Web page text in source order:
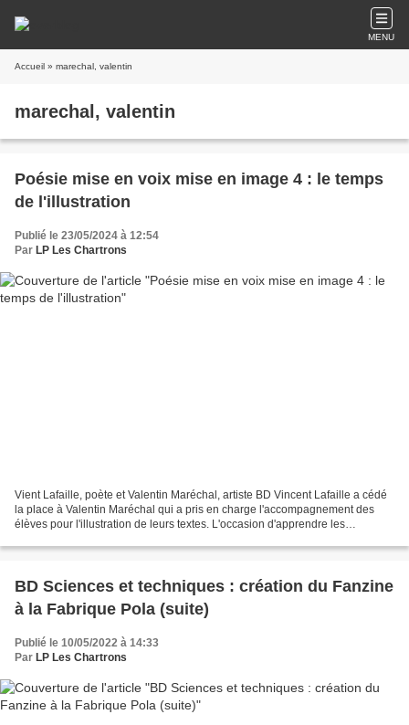
MENU
Accueil » marechal, valentin
marechal, valentin
Poésie mise en voix mise en image 4 : le temps
de l'illustration
Publié le 23/05/2024 à 12:54
Par LP Les Chartrons
Vient Lafaille, poète et Valentin Maréchal, artiste BD Vincent Lafaille a cédé
la place à Valentin Maréchal qui a pris en charge l'accompagnement des
élèves pour l'illustration de leurs textes. L'occasion d'apprendre les
BD Sciences et techniques : création du Fanzine
à la Fabrique Pola (suite)
Publié le 10/05/2022 à 14:33
Par LP Les Chartrons